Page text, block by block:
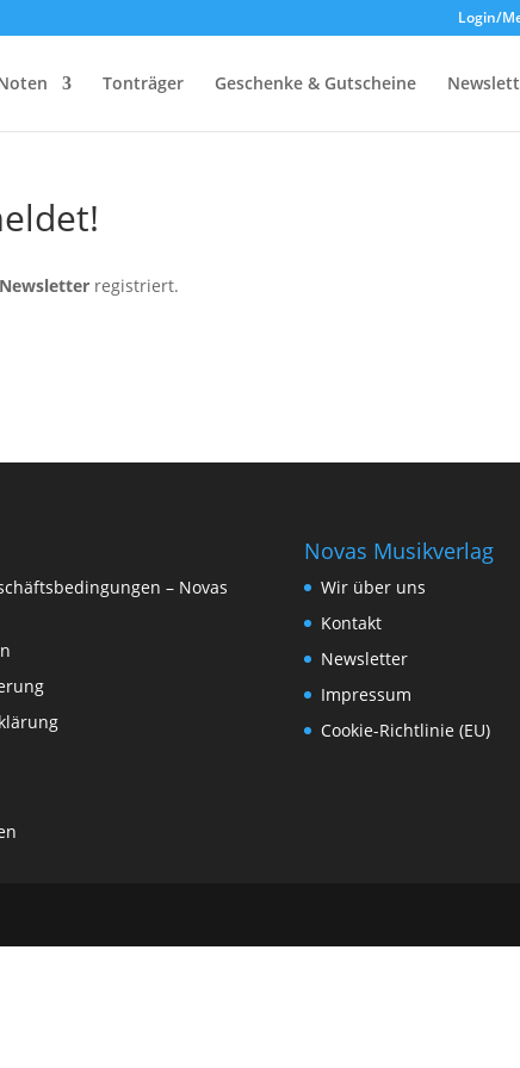
Login/
Tonträger Geschenke & Gutscheine
registriert.
– Novas
Novas Musikverlag
Wir über uns
Kontakt
Newsletter
Impressum
Cookie-Richtlinie (EU)